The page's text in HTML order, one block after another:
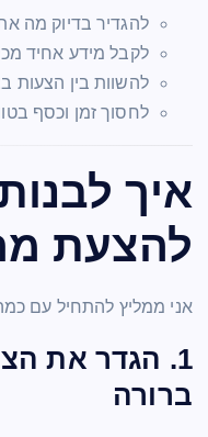
להגדיר בדיוק מה
לקבל מידע אחיד
להשוות בין הצעות
לחסוך זמן וכסף
איך
להצעת
אני ממליץ להתחיל עם
1. הגדר את
ברורה